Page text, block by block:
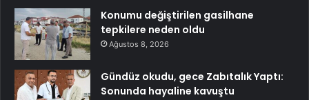
Konumu değiştirilen gasilhane
tepkilere neden oldu
Ağustos 8, 2026
Gündüz okudu, gece Zabıtalık Yaptı:
Sonunda hayaline kavuştu